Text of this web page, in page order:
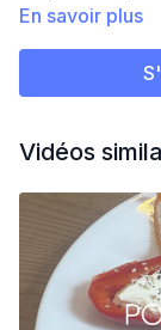
1 c. à soupe
Sel et poivre
Préparation :
citron, la
Remplis les
Déguste tel
servir.
En savoir plus
Vidéos